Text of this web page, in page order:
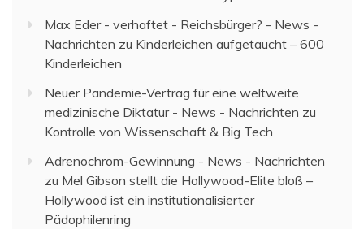
Max Eder - verhaftet - Reichsbürger? - News -
Nachrichten zu Kinderleichen aufgetaucht – 600
Kinderleichen
Neuer Pandemie-Vertrag für eine weltweite
medizinische Diktatur - News - Nachrichten zu
Kontrolle von Wissenschaft & Big Tech
Adrenochrom-Gewinnung - News - Nachrichten
zu Mel Gibson stellt die Hollywood-Elite bloß –
Hollywood ist ein institutionalisierter
Pädophilenring